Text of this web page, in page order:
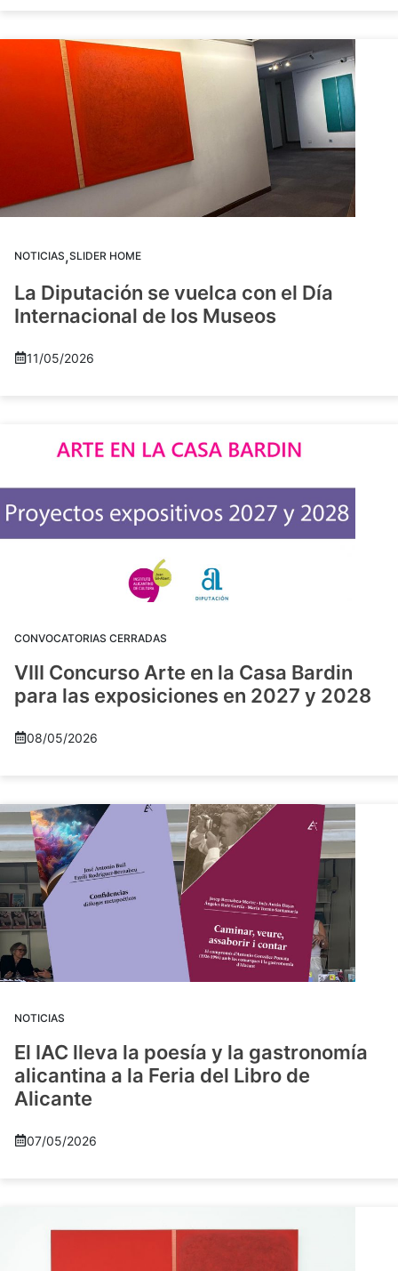
NOTICIAS,SLIDER HOME
La Diputación se vuelca con el Día
Internacional de los Museos
11/05/2026
CONVOCATORIAS CERRADAS
VIII Concurso Arte en la Casa Bardin
para las exposiciones en 2027 y 2028
08/05/2026
NOTICIAS
El IAC lleva la poesía y la gastronomía
alicantina a la Feria del Libro de
Alicante
07/05/2026